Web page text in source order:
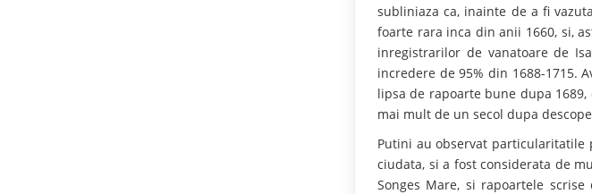
subliniaza ca, inainte de a fi
foarte rara inca din anii 1660, si,
inregistrarilor de vanatoare de
incredere de 95% din 1688-1715.
lipsa de rapoarte bune dupa
mai mult de un secol dupa
Putini au observat particularitatile
ciudata, si a fost considerata de
Songes Mare, si rapoartele